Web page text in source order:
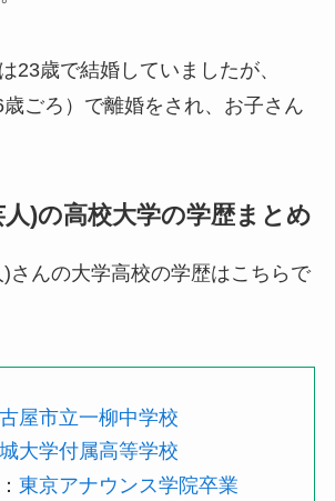
23歳で結婚していましたが、
ごろ）で離婚をされ、お子さん
)の高校大学の学歴まとめ
さんの大学高校の学歴はこちらで
屋市立一柳中学校
大学付属高等学校
東京アナウンス学院卒業